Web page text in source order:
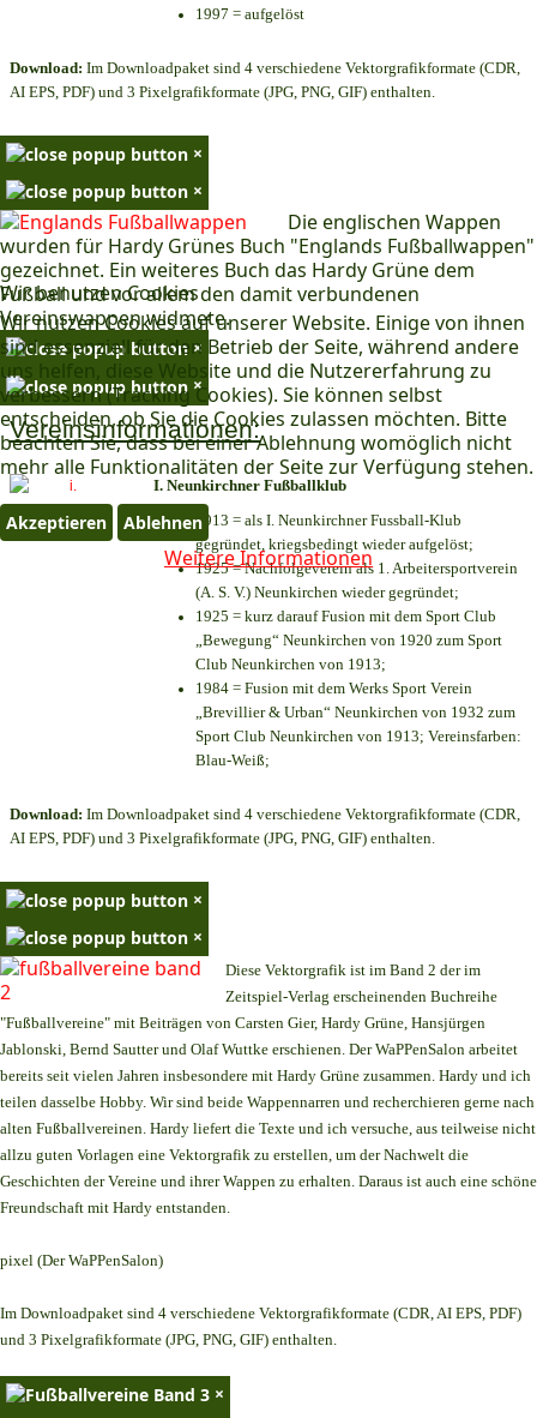
Wir benutzen Cookies
Wir nutzen Cookies auf unserer Website. Einige von ihnen
sind essenziell für den Betrieb der Seite, während andere
uns helfen, diese Website und die Nutzererfahrung zu
verbessern (Tracking Cookies). Sie können selbst
entscheiden, ob Sie die Cookies zulassen möchten. Bitte
beachten Sie, dass bei einer Ablehnung womöglich nicht
mehr alle Funktionalitäten der Seite zur Verfügung stehen.
Akzeptieren Ablehnen
Weitere Informationen
1997 = aufgelöst
Download: Im Downloadpaket sind 4 verschiedene Vektorgrafikformate (CDR,
AI EPS, PDF) und 3 Pixelgrafikformate (JPG, PNG, GIF) enthalten.
×
×
Die englischen Wappen
wurden für Hardy Grünes Buch "Englands Fußballwappen"
gezeichnet. Ein weiteres Buch das Hardy Grüne dem
Fußball und vor allem den damit verbundenen
Vereinswappen widmete.
×
×
Vereinsinformationen:
I. Neunkirchner Fußballklub
1913 = als I. Neunkirchner Fussball-Klub
gegründet, kriegsbedingt wieder aufgelöst;
1925 = Nachfolgeverein als 1. Arbeitersportverein
(A. S. V.) Neunkirchen wieder gegründet;
1925 = kurz darauf Fusion mit dem Sport Club
„Bewegung“ Neunkirchen von 1920 zum Sport
Club Neunkirchen von 1913;
1984 = Fusion mit dem Werks Sport Verein
„Brevillier & Urban“ Neunkirchen von 1932 zum
Sport Club Neunkirchen von 1913; Vereinsfarben:
Blau-Weiß;
Download: Im Downloadpaket sind 4 verschiedene Vektorgrafikformate (CDR,
AI EPS, PDF) und 3 Pixelgrafikformate (JPG, PNG, GIF) enthalten.
×
×
Diese Vektorgrafik ist im Band 2 der im
Zeitspiel-Verlag erscheinenden Buchreihe
"Fußballvereine" mit Beiträgen von Carsten Gier, Hardy Grüne, Hansjürgen
Jablonski, Bernd Sautter und Olaf Wuttke erschienen. Der WaPPenSalon arbeitet
bereits seit vielen Jahren insbesondere mit Hardy Grüne zusammen. Hardy und ich
teilen dasselbe Hobby. Wir sind beide Wappennarren und recherchieren gerne nach
alten Fußballvereinen. Hardy liefert die Texte und ich versuche, aus teilweise nicht
allzu guten Vorlagen eine Vektorgrafik zu erstellen, um der Nachwelt die
Geschichten der Vereine und ihrer Wappen zu erhalten. Daraus ist auch eine schöne
Freundschaft mit Hardy entstanden.
pixel (Der WaPPenSalon)
Im Downloadpaket sind 4 verschiedene Vektorgrafikformate (CDR, AI EPS, PDF)
und 3 Pixelgrafikformate (JPG, PNG, GIF) enthalten.
×